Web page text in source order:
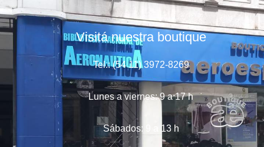
Visitá nuestra boutique
Tel.: (54 11) 3972-8269
Lunes a viernes: 9 a 17 h
Sábados: 9 a 13 h